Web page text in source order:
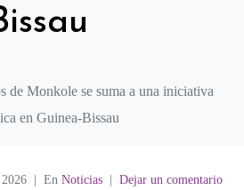
de Monkole se suma a una iniciativa
en Guinea-Bissau
En Noticias Dejar un comentario